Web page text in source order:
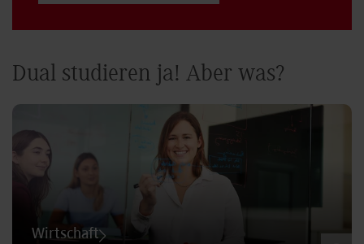
Dual studieren ja! Aber was?
Wirtschaft